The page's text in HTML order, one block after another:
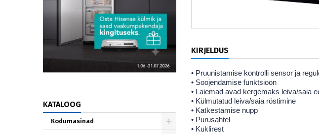
KATALOOG
Kodumasinad
KIRJELDUS
• Pruunistamise kontrolli sensor ja
• Soojendamise funktsioon
• Laiemad avad kergemaks leiva/saia
• Külmutatud leiva/saia röstimine
• Katkestamise nupp
• Purusahtel
• Kuklirest